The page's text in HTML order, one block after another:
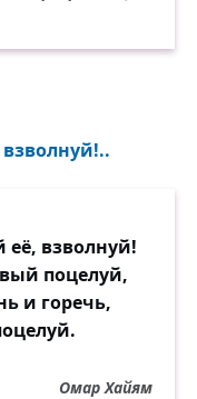
взволнуй!
поцелуй,
и горечь,
Омар Хайям